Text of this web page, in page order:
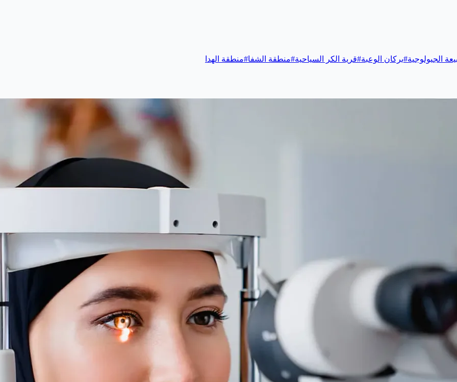
الجيولوجية#بركان الوعبة#قرية الكر السياحية#منطقة الشفا#منطقة الهدا